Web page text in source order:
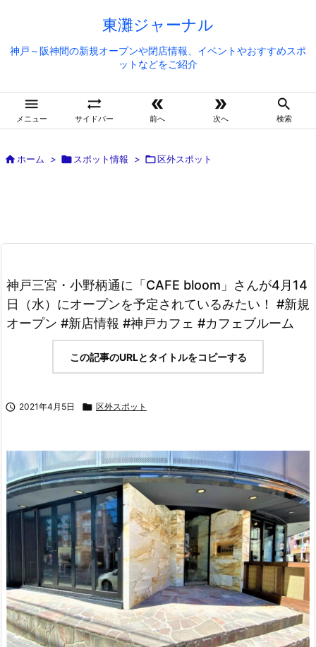
東灘ジャーナル
神戸～阪神間の新規オープンや閉店情報、イベントやおすすめスポ
ットなどをご紹介

メニュー

サイドバー

前へ

次へ

検索
ホーム >  スポット情報 > 区外スポット
神戸三宮・小野柄通に「CAFE bloom」さんが4月14
日（水）にオープンを予定されているみたい！ #新規
オープン #新店情報 #神戸カフェ #カフェブルーム
この記事のURLとタイトルをコピーする
 2021年4月5日  区外スポット